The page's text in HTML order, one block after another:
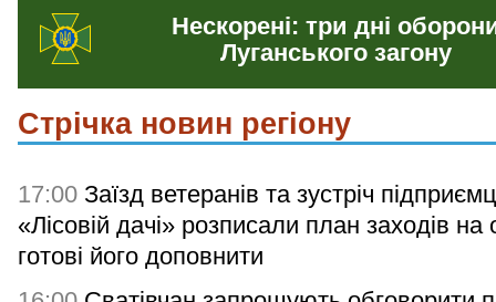
Нескорені: три дні
Луганського загону
Стрічка новин регіону
17:00 Заїзд ветеранів та зустріч
«Лісовій дачі» розписали план заходів на
готові його доповнити